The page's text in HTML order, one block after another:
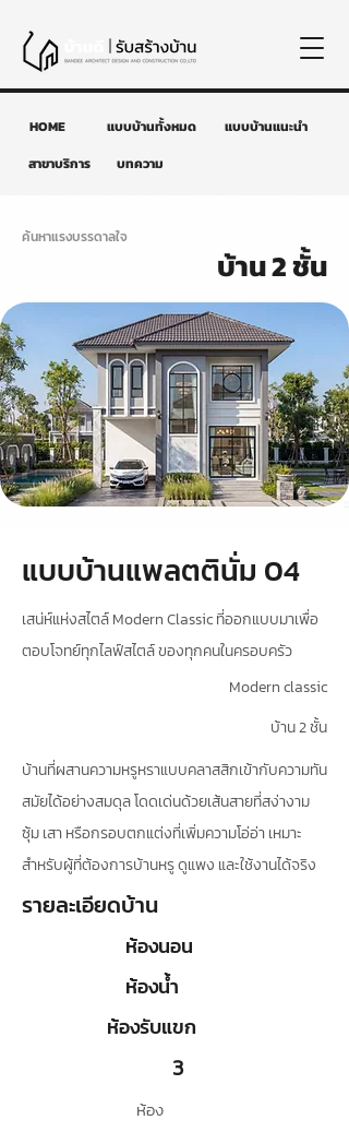
HOME แบบบ้านทั้งหมด
แบบบ้านแนะนำ
สาขาบริการ
บทความ
ค้นหาแรงบรรดาลใจ
บ้าน 2 ชั้น
แบบบ้านแพลตตินั่ม 04
เสน่ห์แห่งสไตล์ Modern Classic ที่ออกแบบมาเพื่อ
ตอบโจทย์ทุกไลฟ์สไตล์ ของทุกคนในครอบครัว
Modern classic
บ้าน 2 ชั้น
บ้านที่ผสานความหรูหราแบบคลาสสิกเข้ากับความทัน
สมัยได้อย่างสมดุล โดดเด่นด้วยเส้นสายที่สง่างาม
ซุ้ม เสา หรือกรอบตกแต่งที่เพิ่มความโอ่อ่า เหมาะ
สำหรับผู้ที่ต้องการบ้านหรู ดูแพง และใช้งานได้จริง
รายละเอียดบ้าน
ห้องนอน
ห้องน้ำ
ห้องรับแขก
3
ห้อง